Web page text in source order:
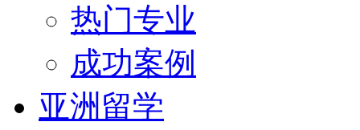
热门专业
成功案例
亚洲留学